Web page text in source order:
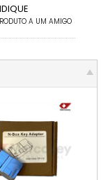
A UM AMIGO